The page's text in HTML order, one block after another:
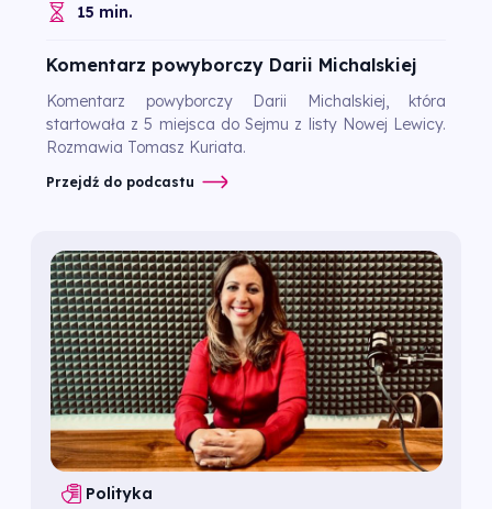
15 min.
Komentarz powyborczy Darii Michalskiej
Komentarz powyborczy Darii Michalskiej, która
startowała z 5 miejsca do Sejmu z listy Nowej Lewicy.
Rozmawia Tomasz Kuriata.
Przejdź do podcastu
Polityka